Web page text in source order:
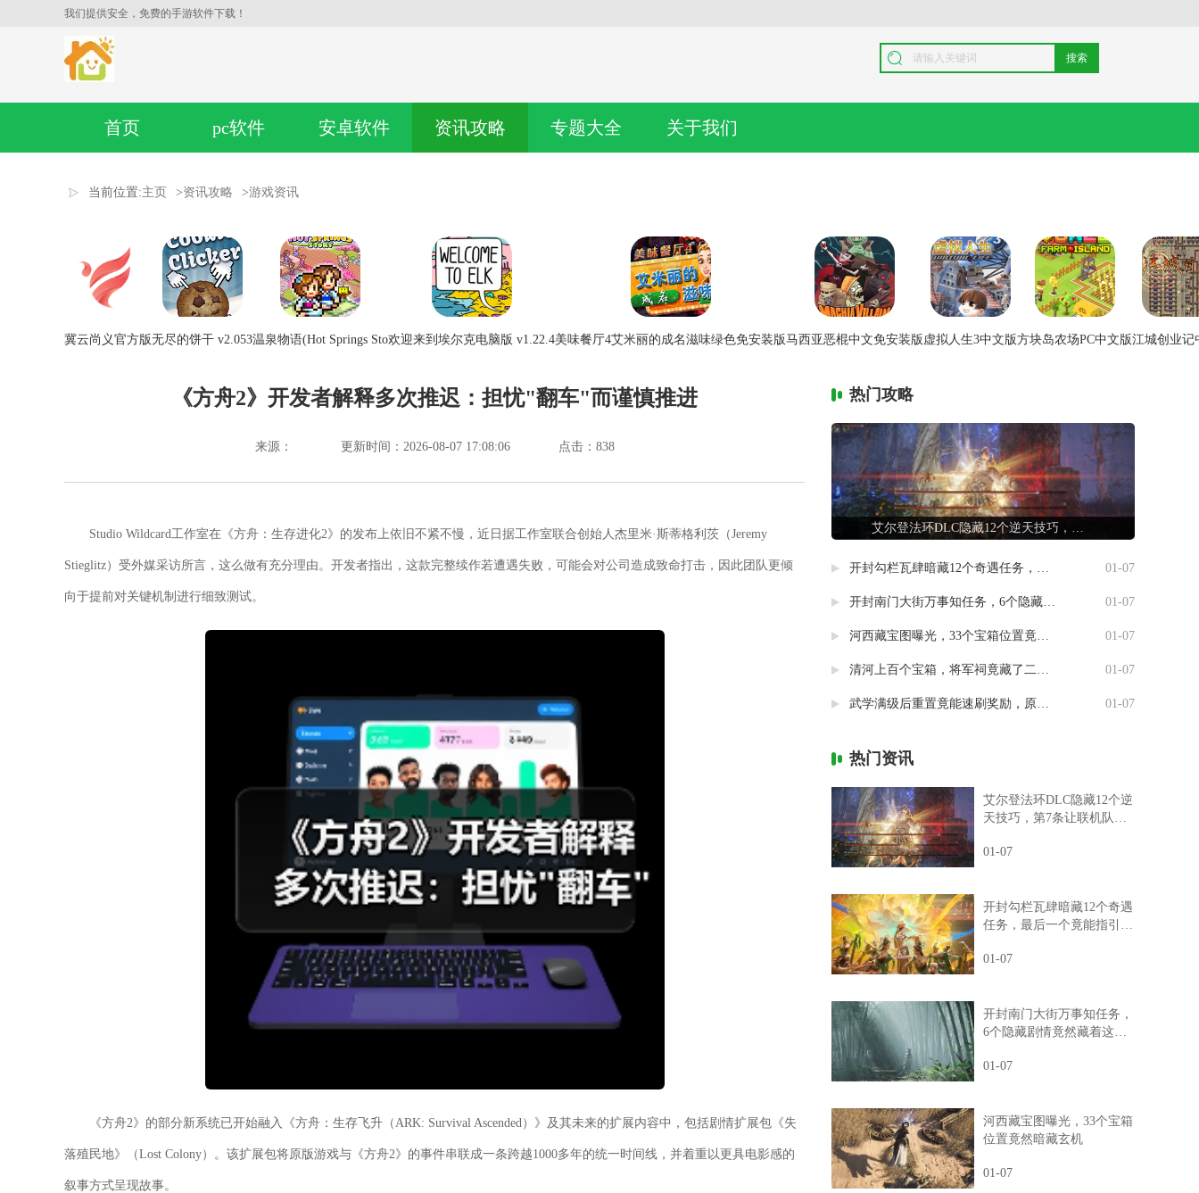
我们提供安全，免费的手游软件下载！
搜索
首页 pc软件 安卓软件 资讯攻略 专题大全 关于我们
当前位置:主页 >资讯攻略 >游戏资讯
冀云尚义官方版无尽的饼干 v2.053温泉物语(Hot Springs Sto欢迎来到埃尔克电脑版 v1.22.4美味餐厅4艾米丽的成名滋味绿色免安装版马西亚恶棍中文免安装版 虚拟人生3中文版方块岛农场PC中文版江城创业记
《方舟2》开发者解释多次推迟：担忧"翻车"而谨慎推进
来源： 更新时间：2026-08-07 17:08:06 点击： 838
Studio Wildcard工作室在《方舟：生存进化2》的发布上依旧不紧不慢，近日据工作室联合创始人杰里米·斯蒂格利茨（Jeremy
Stieglitz）受外媒采访所言，这么做有充分理由。开发者指出，这款完整续作若遭遇失败，可能会对公司造成致命打击，因此团队更倾
向于提前对关键机制进行细致测试。
《方舟2》的部分新系统已开始融入《方舟：生存飞升（ARK: Survival Ascended）》及其未来的扩展内容中，包括剧情扩展包《失
落殖民地》（Lost Colony）。该扩展包将原版游戏与《方舟2》的事件串联成一条跨越1000多年的统一时间线，并着重以更具电影感的
叙事方式呈现故事。
热门攻略
艾尔登法环DLC隐藏12个逆天技巧，第7条让联机队友惊掉下巴
开封勾栏瓦肆暗藏12个奇遇任务，最后一个竟能指引人生方向 01-07
开封南门大街万事知任务，6个隐藏剧情竟然藏着这样的秘密 01-07
河西藏宝图曝光，33个宝箱位置竟然暗藏玄机 01-07
清河上百个宝箱，将军祠竟藏了二十个 01-07
武学满级后重置竟能速刷奖励，原来流派挑战有这种捷径 01-07
热门资讯
艾尔登法环DLC隐藏12个逆
天技巧，第7条让联机队友
01-07
开封勾栏瓦肆暗藏12个奇遇
任务，最后一个竟能指引人
01-07
开封南门大街万事知任务，
6个隐藏剧情竟然藏着这样
01-07
河西藏宝图曝光，33个宝箱
位置竟然暗藏玄机
01-07